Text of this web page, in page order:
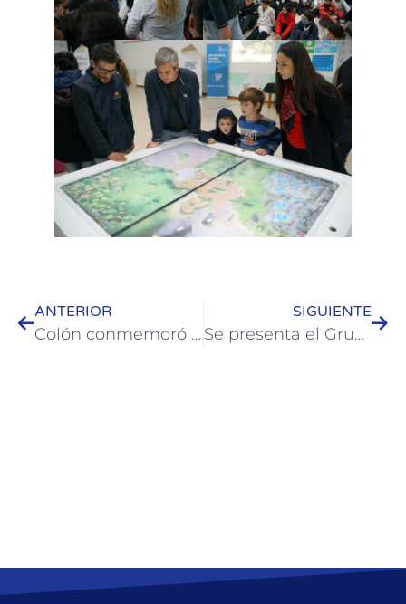
ANTERIOR
Colón conmemoró el 172° aniversario del Paso a la Inmortalidad de José de San Martín
SIGUIENTE
Se presenta el Grupo “Ensamble Jazz Fusión” en la Casa del Bicentenario